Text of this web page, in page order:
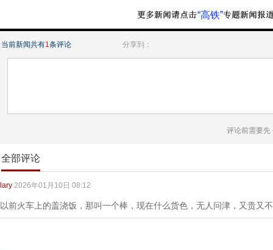
“高铁”
当前新闻共有1 条评论 分享到：
评论前需要先
全部评论
lary 2026年01月10日 08:12
以前火车上的盖浇饭，那叫一个棒，现在什么货色，无人问津，又贵又